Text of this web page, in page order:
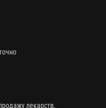
лекарств.